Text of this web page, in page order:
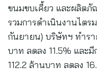
ขนมขบเคี้ยว และผลิตภั
รวมการดำเนินงานไต
กันยายน) บริษัทฯ ทำรา
บาท ลดลง 11.5% และ
112.2 ล้านบาท ลดลง